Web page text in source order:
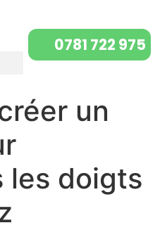
0781 722 975
un
les doigts